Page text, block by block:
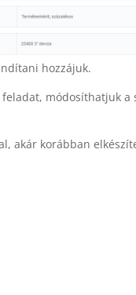
hozzájuk.
módosíthatjuk
akár korábban